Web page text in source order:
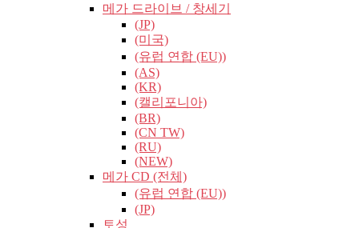
메가 드라이브 / 창세기
(JP)
(미국)
(유럽​​ 연합 (EU))
(AS)
(KR)
(캘리포니아)
(BR)
(CN TW)
(RU)
(NEW)
메가 CD (전체)
(유럽​​ 연합 (EU))
(JP)
토성